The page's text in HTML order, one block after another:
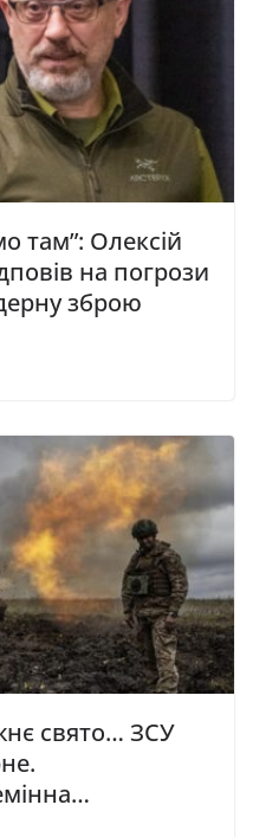
там”: Олексій
на погрози
зброю
свято… ЗСУ